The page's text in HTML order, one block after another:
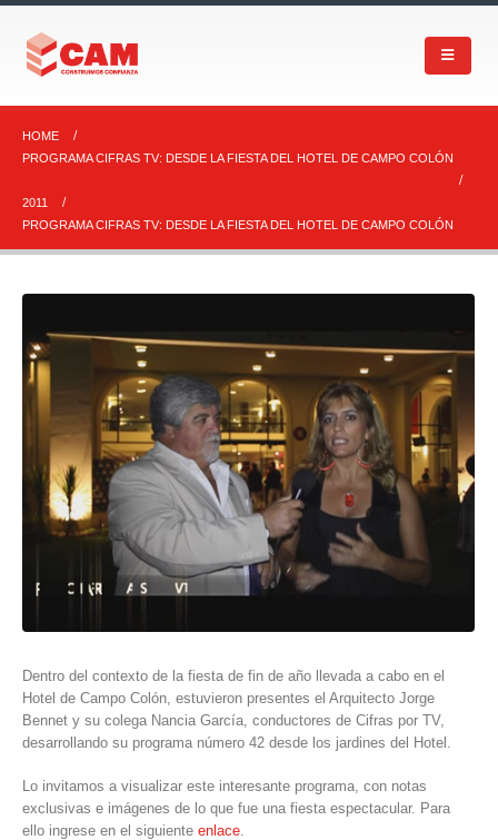
HOME
PROGRAMA CIFRAS TV: DESDE LA FIESTA DEL HOTEL DE CAMPO COLÓN
2011
PROGRAMA CIFRAS TV: DESDE LA FIESTA DEL HOTEL DE CAMPO COLÓN
Dentro del contexto de la fiesta de fin de año llevada a cabo en el
Hotel de Campo Colón, estuvieron presentes el Arquitecto Jorge
Bennet y su colega Nancia García, conductores de Cifras por TV,
desarrollando su programa número 42 desde los jardines del Hotel.
Lo invitamos a visualizar este interesante programa, con notas
exclusivas e imágenes de lo que fue una fiesta espectacular. Para
ello ingrese en el siguiente enlace